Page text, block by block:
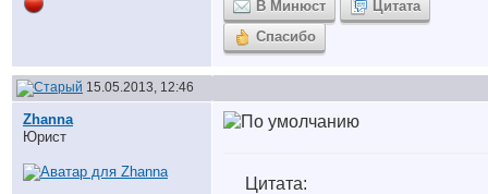
В Минюст
Цитата
Спасибо
15.05.2013, 12:46
Zhanna
Юрист
Цитата: